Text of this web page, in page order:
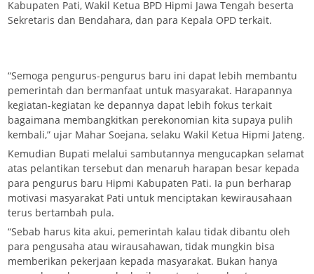
Kabupaten Pati, Wakil Ketua BPD Hipmi Jawa Tengah beserta
Sekretaris dan Bendahara, dan para Kepala OPD terkait.
“Semoga pengurus-pengurus baru ini dapat lebih membantu
pemerintah dan bermanfaat untuk masyarakat. Harapannya
kegiatan-kegiatan ke depannya dapat lebih fokus terkait
bagaimana membangkitkan perekonomian kita supaya pulih
kembali,” ujar Mahar Soejana, selaku Wakil Ketua Hipmi Jateng.
Kemudian Bupati melalui sambutannya mengucapkan selamat
atas pelantikan tersebut dan menaruh harapan besar kepada
para pengurus baru Hipmi Kabupaten Pati. Ia pun berharap
motivasi masyarakat Pati untuk menciptakan kewirausahaan
terus bertambah pula.
“Sebab harus kita akui, pemerintah kalau tidak dibantu oleh
para pengusaha atau wirausahawan, tidak mungkin bisa
memberikan pekerjaan kepada masyarakat. Bukan hanya